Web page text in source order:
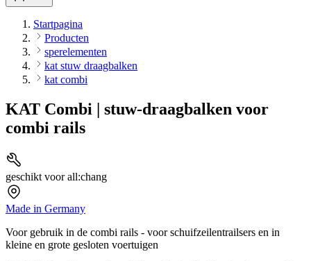
Startpagina
Producten
sperelementen
kat stuw draagbalken
kat combi
KAT Combi | stuw-draagbalken voor
combi rails
geschikt voor all:chang
Made in Germany
Voor gebruik in de combi rails - voor schuifzeilentrailsers en in
kleine en grote gesloten voertuigen